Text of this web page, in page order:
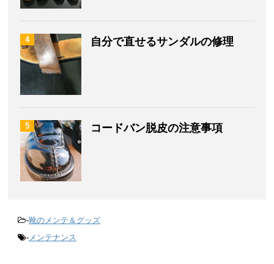
4 自分で直せるサンダルの修理
5 コードバン脱皮の注意事項
-靴のメンテ＆グッズ
- メンテナンス